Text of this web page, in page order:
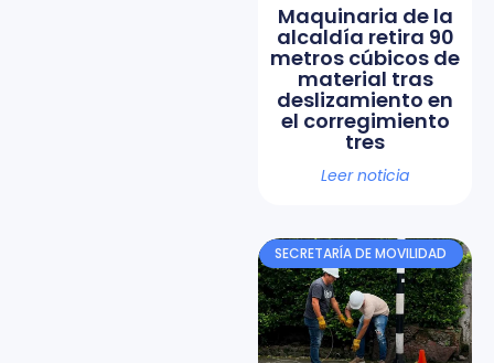
Maquinaria de la
alcaldía retira 90
metros cúbicos de
material tras
deslizamiento en
el corregimiento
tres
Leer noticia
SECRETARÍA DE MOVILIDAD